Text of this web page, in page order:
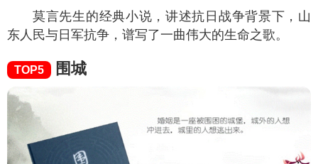
莫言先生的经典小说，讲述抗日战争背景下，山
东人民与日军抗争，谱写了一曲伟大的生命之歌。
TOP5 围城